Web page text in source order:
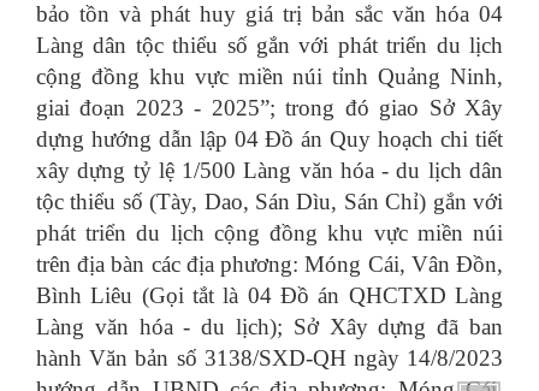
bảo tồn và phát huy giá trị bản sắc văn hóa 04
Làng dân tộc thiểu số gắn với phát triển du lịch
cộng đồng khu vực miền núi tỉnh Quảng Ninh,
giai đoạn 2023 - 2025”; trong đó giao Sở Xây
dựng hướng dẫn lập 04 Đồ án Quy hoạch chi tiết
xây dựng tỷ lệ 1/500 Làng văn hóa - du lịch dân
tộc thiểu số (Tày, Dao, Sán Dìu, Sán Chỉ) gắn với
phát triển du lịch cộng đồng khu vực miền núi
trên địa bàn các địa phương: Móng Cái, Vân Đồn,
Bình Liêu (Gọi tắt là 04 Đồ án QHCTXD Làng
Làng văn hóa - du lịch); Sở Xây dựng đã ban
hành Văn bản số 3138/SXD-QH ngày 14/8/2023